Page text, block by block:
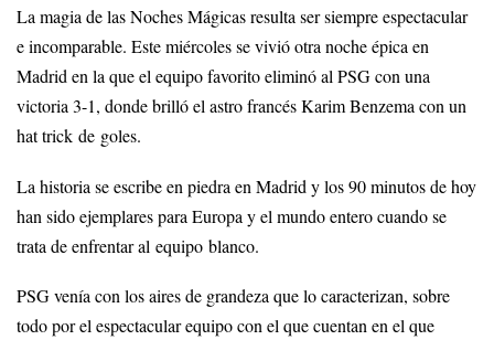
La magia de las Noches Mágicas resulta ser siempre espectacular
e incomparable. Este miércoles se vivió otra noche épica en
Madrid en la que el equipo favorito eliminó al PSG con una
victoria 3-1, donde brilló el astro francés Karim Benzema con un
hat trick de goles.
La historia se escribe en piedra en Madrid y los 90 minutos de hoy
han sido ejemplares para Europa y el mundo entero cuando se
trata de enfrentar al equipo blanco.
PSG venía con los aires de grandeza que lo caracterizan, sobre
todo por el espectacular equipo con el que cuentan en el que